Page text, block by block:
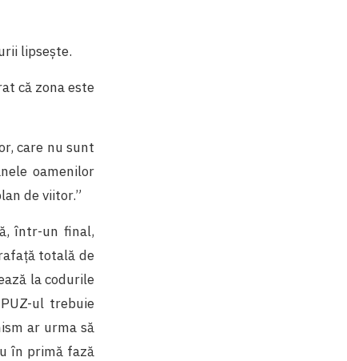
lipsește.
că zona este
care nu sunt
oamenilor
de viitor.”
într-un final,
totală de
la codurile
ul trebuie
ar urma să
în primă fază